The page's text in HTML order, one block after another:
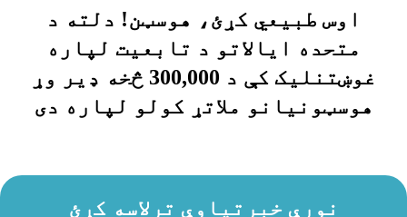
اوس طبیعي کړئ، هوسټن! دلته د
متحده ایالاتو د تابعیت لپاره
غوښتنلیک کې د 300,000 څخه ډیر وړ
هوسټونیانو ملاتړ کولو لپاره دی
نورې خبرتیاوې ترلاسه کړئ